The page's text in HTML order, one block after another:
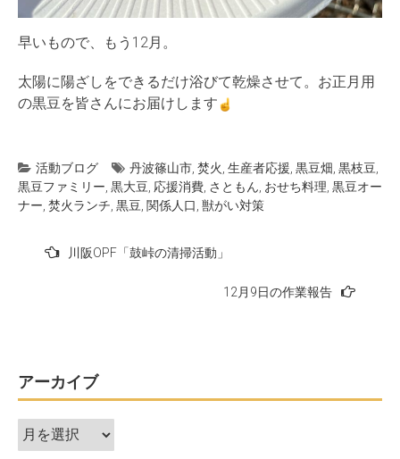
早いもので、もう12月。
太陽に陽ざしをできるだけ浴びて乾燥させて。お正月用
の黒豆を皆さんにお届けします
活動ブログ 丹波篠山市 焚火 生産者応援 黒豆畑 黒枝豆
黒豆ファミリー 黒大豆 応援消費 さともん おせち料理 黒豆オー
ナー 焚火ランチ 黒豆 関係人口 獣がい対策
ー
シ
ョ
川阪OPF「鼓峠の清掃活動」
12月9日の作業報告
アーカイブ
ア
ー